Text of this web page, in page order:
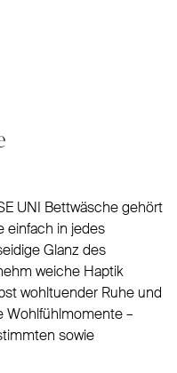
UNI Bettwäsche gehört
einfach in jedes
Glanz des
weiche Haptik
wohltuender Ruhe und
Wohlfühlmomente –
sowie